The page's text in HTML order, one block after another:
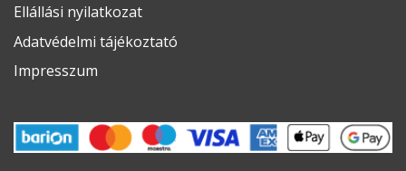
Ellállási nyilatkozat
Adatvédelmi tájékoztató
Impresszum